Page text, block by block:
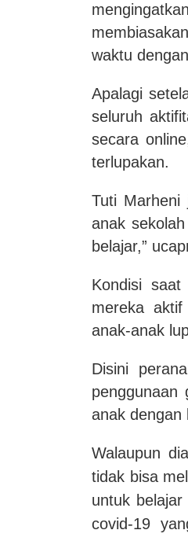
waktu
Apalagi
seluruh
secara
terlupakan.
Tuti Marheni
anak
belajar,”
Kondisi
mereka
anak-anak
Disini
penggunaan
anak dengan
Walaupun
tidak bisa
untuk
covid-19